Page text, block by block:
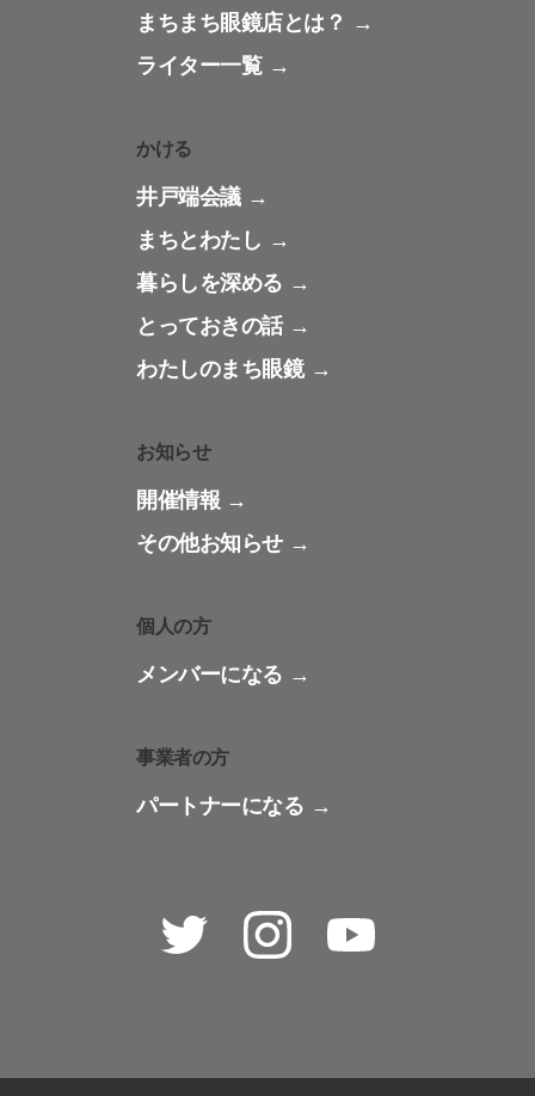
まちまち眼鏡店とは？
ライター一覧
かける
井戸端会議
まちとわたし
暮らしを深める
とっておきの話
わたしのまち眼鏡
お知らせ
開催情報
その他お知らせ
個人の方
メンバーになる
事業者の方
パートナーになる
Twitter Instagram